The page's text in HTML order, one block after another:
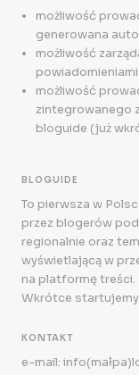
możliwość
generowana
możliwość
powiadomieniami
możliwość
zintegrowanego
bloguide (już
BLOGUIDE
To pierwsza w
przez blogerów
regionalnie oraz
wyświetlającą w
na platformę
Wkrótce
KONTAKT
e-mail: